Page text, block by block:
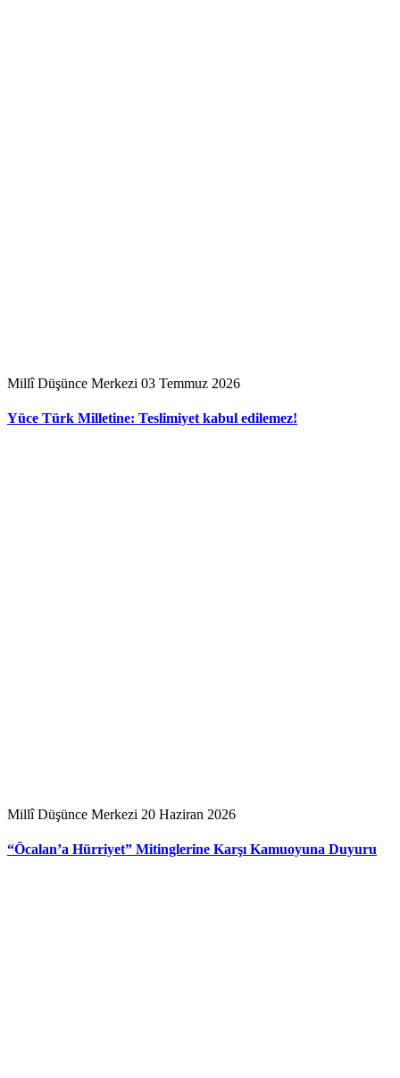
Millî Düşünce Merkezi 03 Temmuz 2026
Yüce Türk Milletine: Teslimiyet kabul edilemez!
Millî Düşünce Merkezi 20 Haziran 2026
“Öcalan’a Hürriyet” Mitinglerine Karşı Kamuoyuna Duyuru